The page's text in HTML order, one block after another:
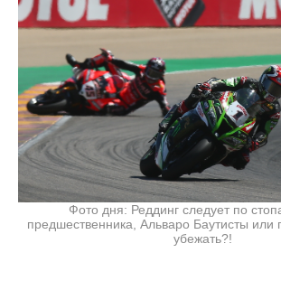
Фото дня: Реддинг следует по
предшественника, Альваро Баутисты или
убежать?!